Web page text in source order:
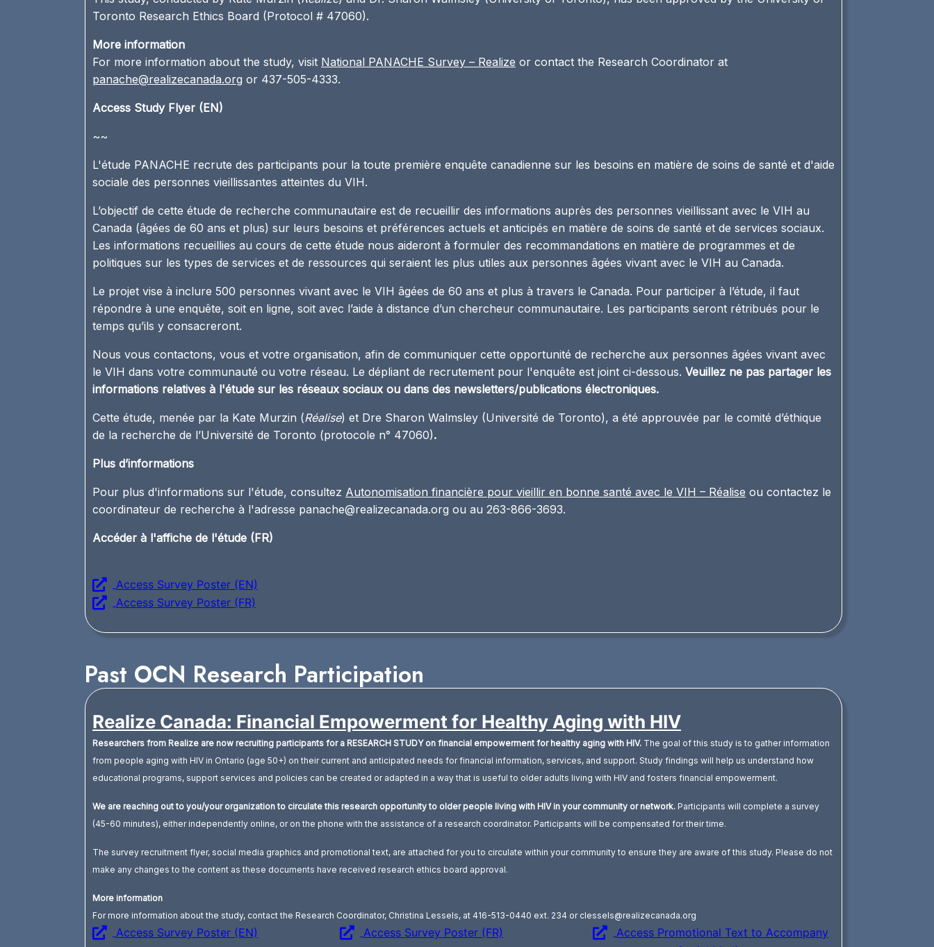
Toronto Research Ethics Board (Protocol # 47060).
More information
For more information about the study, visit National PANACHE Survey – Realize or contact the Research Coordinator at
panache@realizecanada.org or 437-505-4333.
Access Study Flyer (EN)
~~
L'étude PANACHE recrute des participants pour la toute première enquête canadienne sur les besoins en matière de soins de santé et d'aide
sociale des personnes vieillissantes atteintes du VIH.
L’objectif de cette étude de recherche communautaire est de recueillir des informations auprès des personnes vieillissant avec le VIH au
Canada (âgées de 60 ans et plus) sur leurs besoins et préférences actuels et anticipés en matière de soins de santé et de services sociaux.
Les informations recueillies au cours de cette étude nous aideront à formuler des recommandations en matière de programmes et de
politiques sur les types de services et de ressources qui seraient les plus utiles aux personnes âgées vivant avec le VIH au Canada.
Le projet vise à inclure 500 personnes vivant avec le VIH âgées de 60 ans et plus à travers le Canada. Pour participer à l’étude, il faut
répondre à une enquête, soit en ligne, soit avec l’aide à distance d’un chercheur communautaire. Les participants seront rétribués pour le
temps qu’ils y consacreront.
Nous vous contactons, vous et votre organisation, afin de communiquer cette opportunité de recherche aux personnes âgées vivant avec
le VIH dans votre communauté ou votre réseau. Le dépliant de recrutement pour l'enquête est joint ci-dessous. Veuillez ne pas partager les
informations relatives à l'étude sur les réseaux sociaux ou dans des newsletters/publications électroniques.
Cette étude, menée par la Kate Murzin (Réalise) et Dre Sharon Walmsley (Université de Toronto), a été approuvée par le comité d’éthique
de la recherche de l’Université de Toronto (protocole n° 47060).
Plus d’informations
Pour plus d'informations sur l'étude, consultez Autonomisation financière pour vieillir en bonne santé avec le VIH – Réalise ou contactez le
coordinateur de recherche à l'adresse panache@realizecanada.org ou au 263-866-3693.
Accéder à l'affiche de l'étude (FR)
Access Survey Poster (EN)
Access Survey Poster (FR)
Past OCN Research Participation
Realize Canada: Financial Empowerment for Healthy Aging with HIV
Researchers from Realize are now recruiting participants for a RESEARCH STUDY on financial empowerment for healthy aging with HIV. The goal of this study is to gather information
from people aging with HIV in Ontario (age 50+) on their current and anticipated needs for financial information, services, and support. Study findings will help us understand how
educational programs, support services and policies can be created or adapted in a way that is useful to older adults living with HIV and fosters financial empowerment.
We are reaching out to you/your organization to circulate this research opportunity to older people living with HIV in your community or network. Participants will complete a survey
(45-60 minutes), either independently online, or on the phone with the assistance of a research coordinator. Participants will be compensated for their time.
The survey recruitment flyer, social media graphics and promotional text, are attached for you to circulate within your community to ensure they are aware of this study. Please do not
make any changes to the content as these documents have received research ethics board approval.
More information
For more information about the study, contact the Research Coordinator, Christina Lessels, at 416-513-0440 ext. 234 or clessels@realizecanada.org
Access Survey Poster (EN) Access Survey Poster (FR)
Access Promotional Text to Accompany